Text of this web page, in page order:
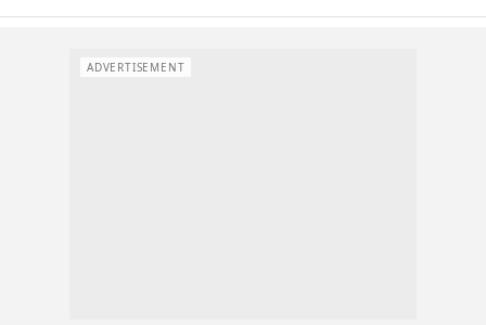
ADVERTISEMENT